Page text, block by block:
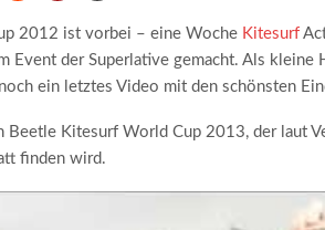
2012 ist vorbei – eine Woche Kitesurf
Event der Superlative gemacht. Als kleine
ein letztes Video mit den schönsten
Beetle Kitesurf World Cup 2013, der laut
finden wird.